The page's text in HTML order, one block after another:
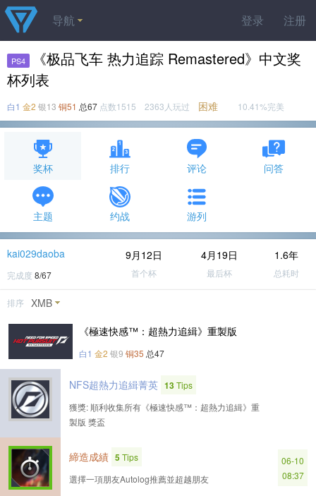
登录 注册
导航
PS4
《极品飞车 热力追踪 Remastered》中文奖
杯列表
白1 金2 银13 铜51 总67 点数1515 2363人玩过 困难 10.41%完美
奖杯 排行 评论 问答
主题 约战 游列
kai029daoba
完成度 8/67
9月12日
首个杯
4月19日
最后杯
1.6年
总耗时
排序 XMB
《極速快感™：超熱力追緝》重製版
白1 金2 银9 铜35 总47
NFS超熱力追緝菁英 13Tips
獲獎: 順利收集所有《極速快感™：超熱力追緝》重
製版 獎盃
締造成績 5Tips
選擇一項朋友Autolog推薦並超越朋友
06-10
08:37